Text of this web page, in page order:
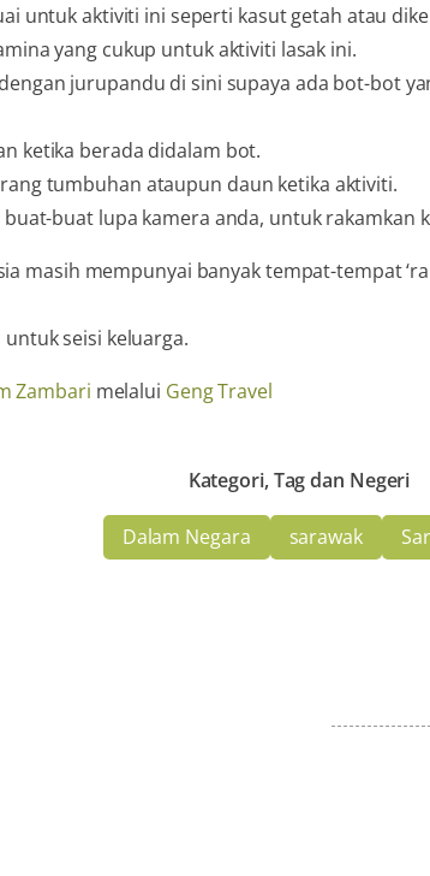
untuk aktiviti ini seperti kasut getah atau
yang cukup untuk aktiviti lasak ini.
jurupandu di sini supaya ada bot-bot
ketika berada didalam bot.
tumbuhan ataupun daun ketika aktiviti.
buat lupa kamera anda, untuk rakamkan
masih mempunyai banyak tempat-tempat
seisi keluarga.
Zambari melalui Geng Travel
Kategori, Tag dan Negeri
Dalam Negara sarawak